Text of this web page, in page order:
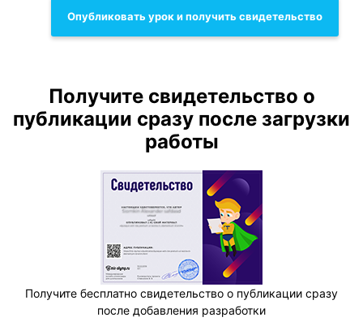
Опубликовать урок и получить свидетельство
Получите свидетельство о
публикации сразу после загрузки
работы
Получите бесплатно свидетельство о публикации сразу
после добавления разработки